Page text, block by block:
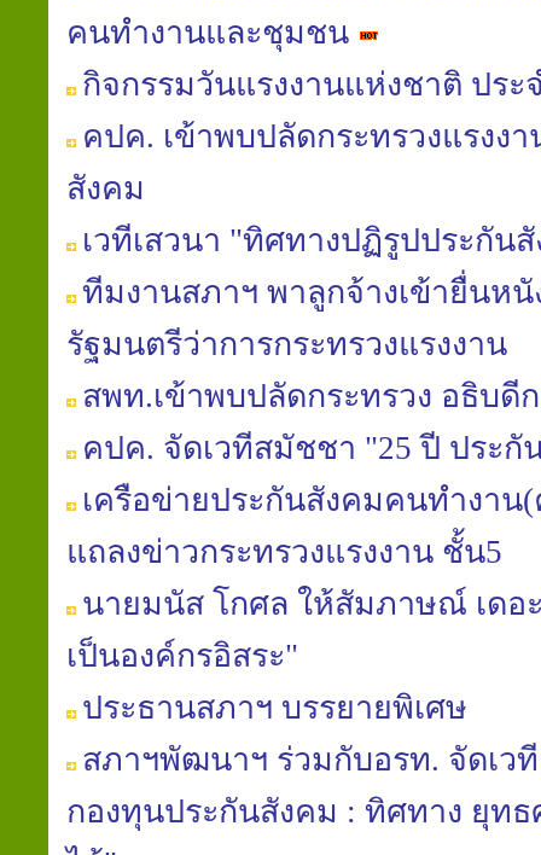
คนทำงานและชุมชน
กิจกรรมวันแรงงานแห่งชาติ ประ
คปค. เข้าพบปลัดกระทรวงแรงง
สังคม
เวทีเสวนา "ทิศทางปฏิรูปประกัน
ทีมงานสภาฯ พาลูกจ้างเข้ายื่นห
รัฐมนตรีว่าการกระทรวงแรงงาน
สพท.เข้าพบปลัดกระทรวง อธิบดี
คปค. จัดเวทีสมัชชา "25 ปี ประกั
เครือข่ายประกันสังคมคนทำงาน
แถลงข่าวกระทรวงแรงงาน ชั้น5
นายมนัส โกศล ให้สัมภาษณ์ เดอ
เป็นองค์กรอิสระ"
ประธานสภาฯ บรรยายพิเศษ
สภาฯพัฒนาฯ ร่วมกับอรท. จัดเว
กองทุนประกันสังคม : ทิศทาง ยุท